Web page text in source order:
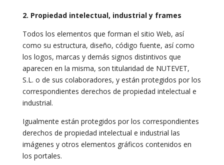
2. Propiedad intelectual, industrial y frames
Todos los elementos que forman el sitio Web, así
como su estructura, diseño, código fuente, así como
los logos, marcas y demás signos distintivos que
aparecen en la misma, son titularidad de NUTEVET,
S.L. o de sus colaboradores, y están protegidos por los
correspondientes derechos de propiedad intelectual e
industrial.
Igualmente están protegidos por los correspondientes
derechos de propiedad intelectual e industrial las
imágenes y otros elementos gráficos contenidos en
los portales.